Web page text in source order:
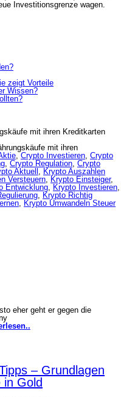
Investitionsgrenze wagen.
zeigt Vorteile
Wissen?
mit ihren Kreditkarten
mit ihren
, Crypto Investieren, Crypto
, Crypto Regulation, Crypto
Aktuell , Krypto Auszahlen
Versteuern, Krypto Einsteiger,
Entwicklung, Krypto Investieren,
, Krypto Richtig
, Krypto Umwandeln Steuer
eher geht er gegen die
– Grundlagen
in Gold